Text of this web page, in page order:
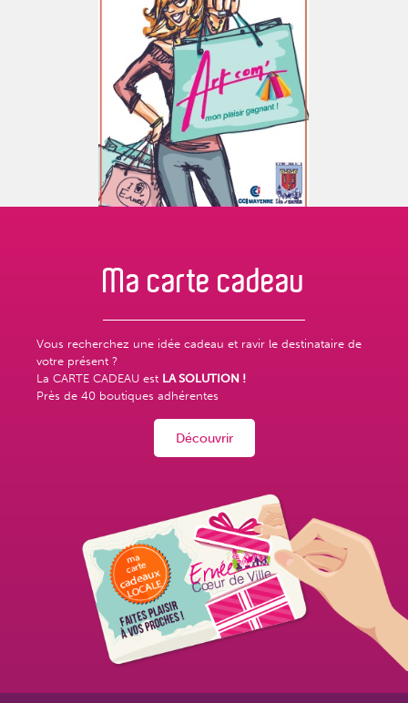
Ma carte cadeau
Vous recherchez une idée cadeau et ravir le destinataire de
votre présent ?
La CARTE CADEAU est LA SOLUTION !
Près de 40 boutiques adhérentes
Découvrir